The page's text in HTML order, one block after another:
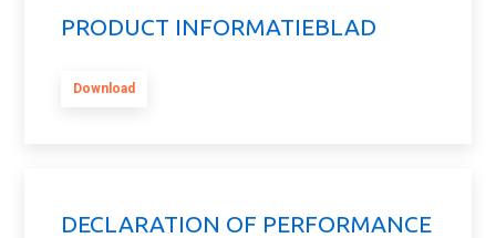
PRODUCT INFORMATIEBLAD
Download
DECLARATION OF PERFORMANCE